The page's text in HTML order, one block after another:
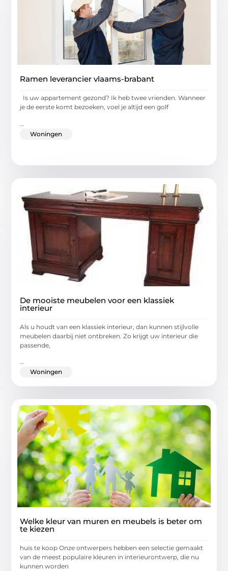
Ramen leverancier vlaams-brabant
Is uw appartement gezond? Ik heb twee vrienden. Wanneer
je de eerste komt bezoeken, voel je altijd een golf
Woningen
De mooiste meubelen voor een klassiek
interieur
Als u houdt van een klassiek interieur, dan kunnen stijlvolle
meubelen daarbij niet ontbreken. Zo krijgt uw interieur die
passende,
...
Woningen
Welke kleur van muren en meubels is beter om
te kiezen
huis te koop Onze ontwerpers hebben een selectie gemaakt
van de meest populaire kleuren in interieurontwerp, die nu
kunnen worden